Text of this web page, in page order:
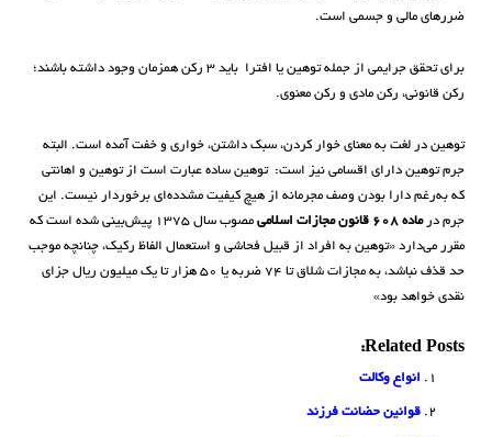
ضررهای مالی و جسمی است.
برای تحقق جرایمی از جمله توهین یا افترا باید ۳ رکن همزمان وجود داشته باشند؛
رکن قانونی، رکن مادی و رکن معنوی.
توهین در لغت به معنای خوار کردن، سبک داشتن، خواری و خفت آمده است. البته
جرم توهین دارای اقسامی نیز است: توهین ساده عبارت است از توهین و اهانتی
که به‌رغم دارا بودن وصف مجرمانه از هیچ کیفیت مشدده‌ای برخوردار نیست. این
جرم درماده ۶۰۸ قانون مجازات اسلامی
مصوب سال ۱۳۷۵ پیش‌بینی شده است که
مقرر می‌دارد «توهین به افراد از قبیل فحاشی و استعمال الفاظ رکیک، چنانچه موجب
حد قذف نباشد، به مجازات شلاق تا ۷۴ ضربه یا ۵۰ هزار تا یک میلیون ریال جزای
نقدی خواهد بود»
Related Posts:
انواع وکالت
قوانین حضانت فرزند